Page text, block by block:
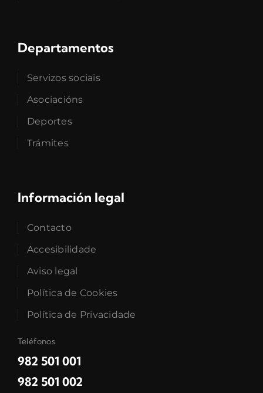
Departamentos
Servizos sociais
Asociacións
Deportes
Trámites
Información legal
Contacto
Accesibilidade
Aviso legal
Política de Cookies
Política de Privacidade
Teléfonos
982 501 001
982 501 002